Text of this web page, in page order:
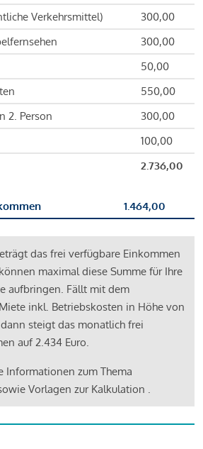
Verkehrsmittel)
300,00
300,00
50,00
550,00
2. Person
300,00
100,00
2.736,00
1.464,00
das frei verfügbare Einkommen
maximal diese Summe für Ihre
aufbringen. Fällt mit dem
inkl. Betriebskosten in Höhe von
steigt das monatlich frei
auf 2.434 Euro.
Informationen zum Thema
Vorlagen zur Kalkulation .